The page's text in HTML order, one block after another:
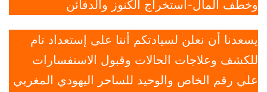
وخطف المال-استخراج الكنوز والدفائن
يسعدنا أن نعلن لسيادتكم أننا على إستعداد تام
للكشف وعلاجات الحالات وقبول الاستفسارات
علي رقم الخاص والوحيد للساحر اليهودي المغربي